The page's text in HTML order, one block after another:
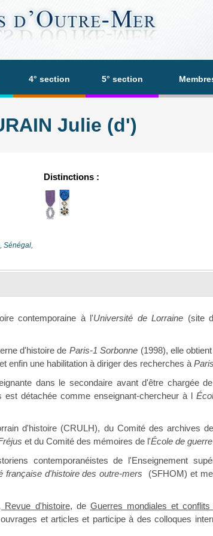
4° section 5° section
Julie (d')
Sénégal,
Distinctions :
contemporaine à l'Université de Lorraine (site
d'histoire de Paris-1 Sorbonne (1998), elle
enfin une habilitation à diriger des recherches à
dans le secondaire avant d'être chargée
est détachée comme enseignant-chercheur à l
d'histoire (CRULH), du Comité des archives
et du Comité des mémoires de l'École de guerre
contemporanéistes de l'Enseignement
française d'histoire des outre-mers (SFHOM) et
Revue d'histoire, de Guerres mondiales et conflits
et articles et participe à des colloques